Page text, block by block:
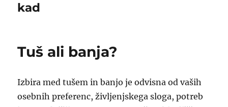
kad
Tuš ali banja?
Izbira med tušem in banjo je odvisna od vaših
osebnih preferenc, življenjskega sloga, potreb